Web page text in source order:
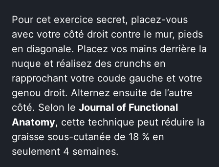
Pour cet exercice secret, placez-vous
avec votre côté droit contre le mur, pieds
en diagonale. Placez vos mains derrière la
nuque et réalisez des crunchs en
rapprochant votre coude gauche et votre
genou droit. Alternez ensuite de l’autre
côté. Selon le Journal of Functional
Anatomy, cette technique peut réduire la
graisse sous-cutanée de 18 % en
seulement 4 semaines.